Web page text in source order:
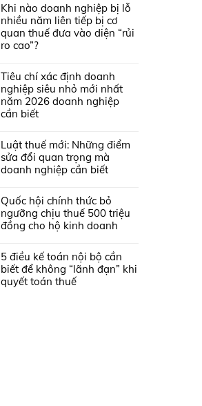
Khi nào doanh nghiệp bị lỗ
nhiều năm liên tiếp bị cơ
quan thuế đưa vào diện “rủi
ro cao”?
Tiêu chí xác định doanh
nghiệp siêu nhỏ mới nhất
năm 2026 doanh nghiệp
cần biết
Luật thuế mới: Những điểm
sửa đổi quan trọng mà
doanh nghiệp cần biết
Quốc hội chính thức bỏ
ngưỡng chịu thuế 500 triệu
đồng cho hộ kinh doanh
5 điều kế toán nội bộ cần
biết để không “lãnh đạn” khi
quyết toán thuế